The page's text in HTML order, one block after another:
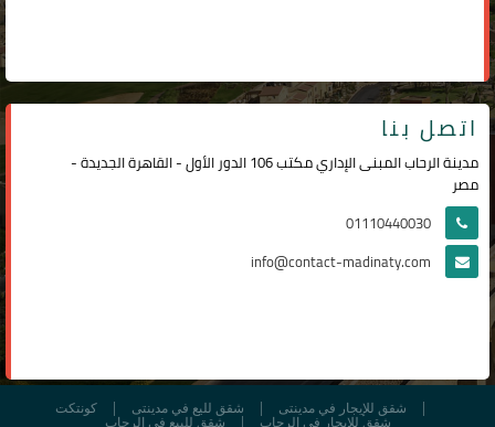
اتصل بنا
مدينة الرحاب المبنى الإداري مكتب 106 الدور الأول - القاهرة الجديدة -
مصر
01110440030
info@contact-madinaty.com
كونتكت شقق لليع في مدينتى
شقق للإيجار في مدينتى
شقق للبيع في الرحاب
شقق للإيجار في الرحاب